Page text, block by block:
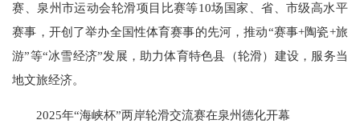
赛、泉州市运动会轮滑项目比赛等10场国家、省、市级高水平
赛事，开创了举办全国性体育赛事的先河，推动“赛事+陶瓷+旅
游”等“冰雪经济”发展，助力体育特色县（轮滑）建设，服务当
地文旅经济。
2025年“海峡杯”两岸轮滑交流赛在泉州德化开幕